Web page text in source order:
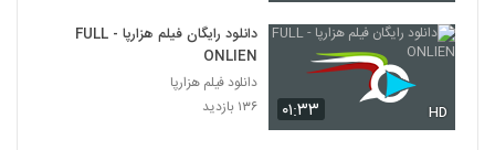
۰۱:۳۳ HD
دانلود رایگان فیلم هزارپا - FULL
ONLIEN
دانلود فیلم هزارپا
۱۳۶ بازدید